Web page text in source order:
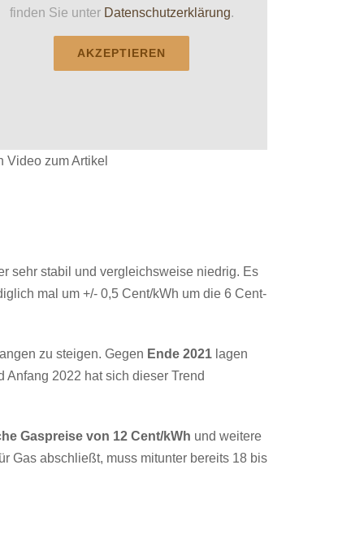
finden Sie unter Datenschutzerklärung.
AKZEPTIEREN
Video zum Artikel
sehr stabil und vergleichsweise niedrig. Es
mal um +/- 0,5 Cent/kWh um die 6 Cent-
zu steigen. Gegen Ende 2021lagen
Anfang 2022 hat sich dieser Trend
Gaspreise von 12 Cent/kWh und weitere
Gas abschließt, muss mitunter bereits 18 bis